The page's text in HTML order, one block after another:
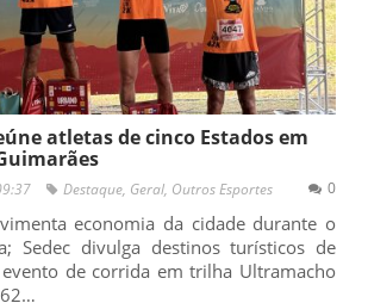
atletas de cinco Estados em
Destaque, Geral, Outros Esportes 0
economia da cidade durante o
Sedec divulga destinos turísticos de
de corrida em trilha Ultramacho